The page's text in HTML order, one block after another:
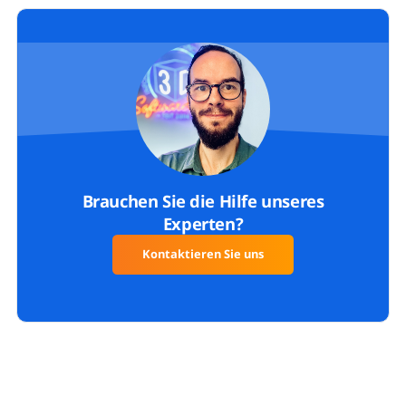
automatisch, sobald sich das Modell ändert; die Reports
lassen sich als HTML oder CSV exportieren, und unter
Windows ist ein Datenaustausch mit Microsoft Excel möglich.
Brauchen Sie die Hilfe unseres
Experten?
Kontaktieren Sie uns